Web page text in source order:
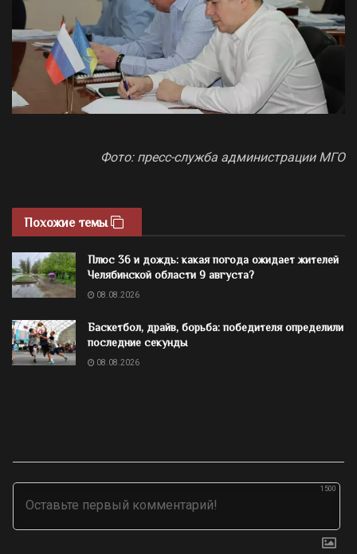
Фото: пресс-служба администрации МГО
Похожие темы
Плюс 36 и дождь: какая погода ожидает жителей
Челябинской области 9 августа?
08.08.2026
Баскетбол, драйв, борьба: победителя определили
последние секунды
08.08.2026
1500